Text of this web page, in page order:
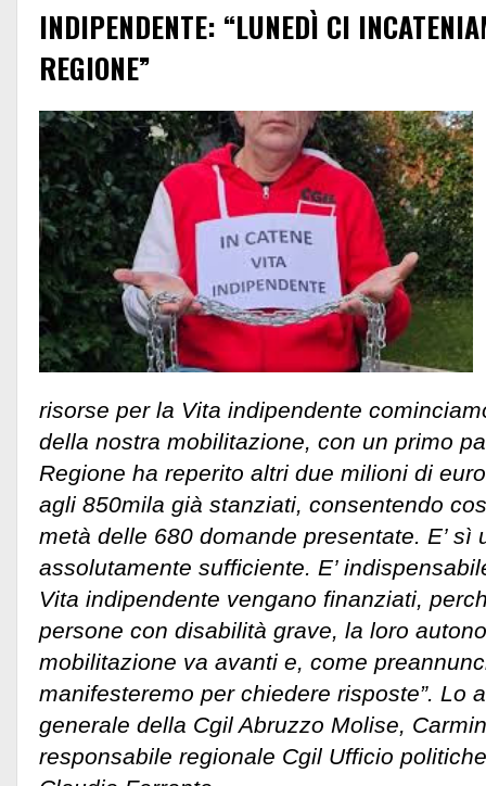
INDIPENDENTE: “LUNEDÌ CI
REGIONE”
risorse per la Vita indipendente
della nostra mobilitazione, con un primo
Regione ha reperito altri due milioni di
agli 850mila già stanziati, consentendo
metà delle 680 domande presentate. E’ sì
assolutamente sufficiente. E’
Vita indipendente vengano finanziati,
persone con disabilità grave, la loro
mobilitazione va avanti e, come
manifesteremo per chiedere risposte”. Lo
generale della Cgil Abruzzo Molise,
responsabile regionale Cgil Ufficio